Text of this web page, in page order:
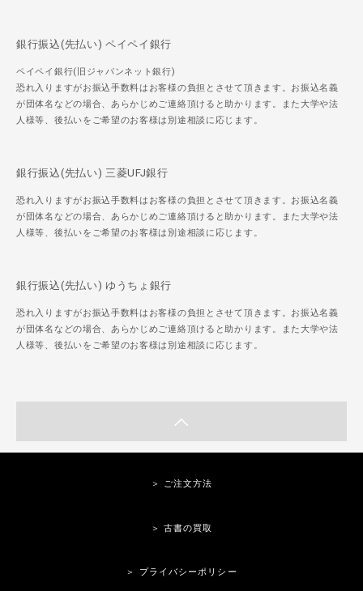
銀行振込(先払い) ペイペイ銀行
ペイペイ銀行(旧ジャパンネット銀行)
恐れ入りますがお振込手数料はお客様の負担とさせて頂きます。お振込名義
が団体名などの場合、あらかじめご連絡頂けると助かります。また大学や法
人様等、後払いをご希望のお客様は別途相談に応じます。
銀行振込(先払い) 三菱UFJ銀行
恐れ入りますがお振込手数料はお客様の負担とさせて頂きます。お振込名義
が団体名などの場合、あらかじめご連絡頂けると助かります。また大学や法
人様等、後払いをご希望のお客様は別途相談に応じます。
銀行振込(先払い) ゆうちょ銀行
恐れ入りますがお振込手数料はお客様の負担とさせて頂きます。お振込名義
が団体名などの場合、あらかじめご連絡頂けると助かります。また大学や法
人様等、後払いをご希望のお客様は別途相談に応じます。
＞ ご注文方法
＞ 古書の買取
＞ プライバシーポリシー